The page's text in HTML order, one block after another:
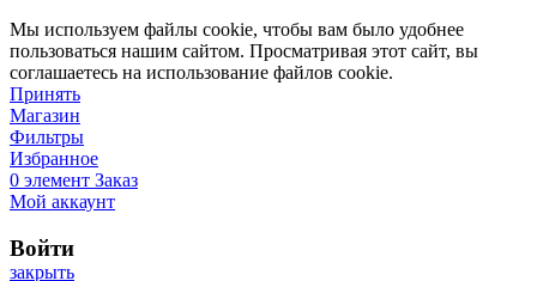
Мы используем файлы cookie, чтобы вам было удобнее
пользоваться нашим сайтом. Просматривая этот сайт, вы
соглашаетесь на использование файлов cookie.
Принять
Магазин
Фильтры
Избранное
0 элемент Заказ
Мой аккаунт
Войти
закрыть